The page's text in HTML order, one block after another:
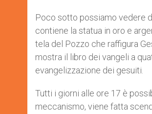
Poco sotto possiamo vedere
contiene la statua in oro e
tela del Pozzo che raffigura
mostra il libro dei vangeli a
evangelizzazione dei gesuiti.
Tutti i giorni alle ore 17 è
meccanismo, viene fatta